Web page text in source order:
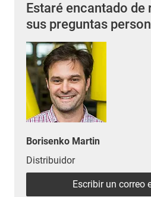
Estaré encantado de
sus preguntas
Borisenko Martin
Distribuidor
Escribir un correo